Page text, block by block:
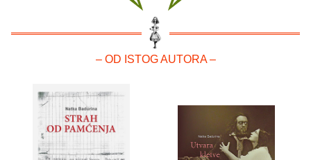
– OD ISTOG AUTORA –